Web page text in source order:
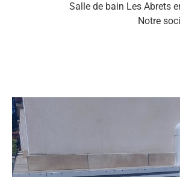
Salle de bain Les Abrets
Notre